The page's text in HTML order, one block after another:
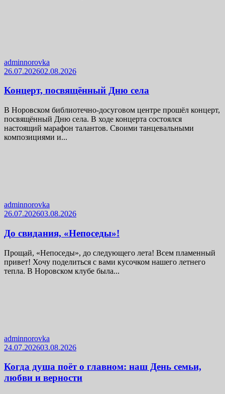
adminnorovka
26.07.202602.08.2026
Концерт, посвящённый Дню села
В Норовском библиотечно-досуговом центре прошёл концерт,
посвящённый Дню села. В ходе концерта состоялся
настоящий марафон талантов. Своими танцевальными
композициями и...
adminnorovka
26.07.202603.08.2026
До свидания, «Непоседы»!
Прощай, «Непоседы», до следующего лета! Всем пламенный
привет! Хочу поделиться с вами кусочком нашего летнего
тепла. В Норовском клубе была...
adminnorovka
24.07.202603.08.2026
Когда душа поёт о главном: наш День семьи,
любви и верности